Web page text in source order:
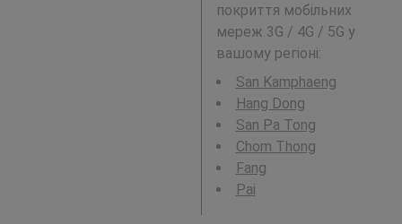
покриття мобільних
мереж 3G / 4G / 5G у
вашому регіоні:
San Kamphaeng
Hang Dong
San Pa Tong
Chom Thong
Fang
Pai